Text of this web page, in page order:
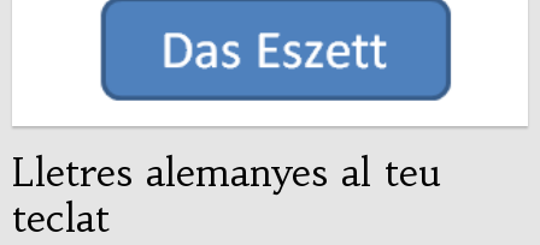
Lletres alemanyes al teu
teclat